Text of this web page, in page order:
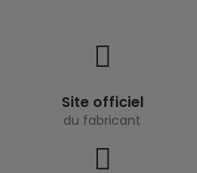
Site officiel
du fabricant